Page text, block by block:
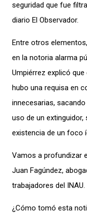
seguridad que fue
diario El Observador.
Entre otros
en la notoria alarma
Umpiérrez explicó
hubo una requisa en
innecesarias,
uso de un
existencia de un foco
Vamos a profundizar
Juan Fagúndez,
trabajadores del INAU.
¿Cómo tomó esta